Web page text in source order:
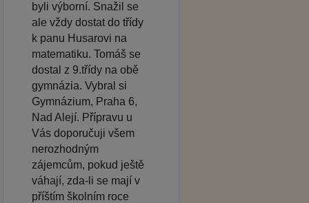
byli výborní. Snažil se
ale vždy dostat do třídy
k panu Husarovi na
matematiku. Tomáš se
dostal z 9.třídy na obě
gymnázia. Vybral si
Gymnázium, Praha 6,
Nad Alejí. Přípravu u
Vás doporučuji všem
nerozhodným
zájemcům, pokud ještě
váhají, zda-li se mají v
příštím školním roce